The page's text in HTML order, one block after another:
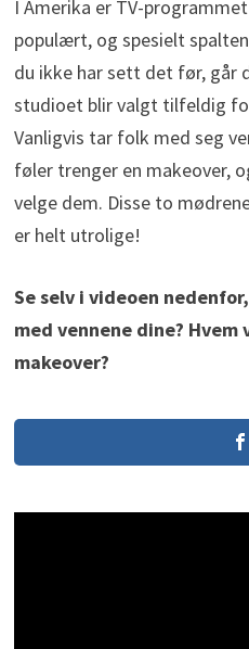
I Amerika er TV-
populært, og spesielt
du ikke har sett det før,
studioet blir valgt tilfeldig
Vanligvis tar folk med seg
føler trenger en makeover,
velge dem. Disse to
er helt utrolige!
Se selv i videoen
med vennene dine?
makeover?